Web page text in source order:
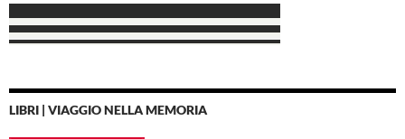
LIBRI | VIAGGIO NELLA MEMORIA